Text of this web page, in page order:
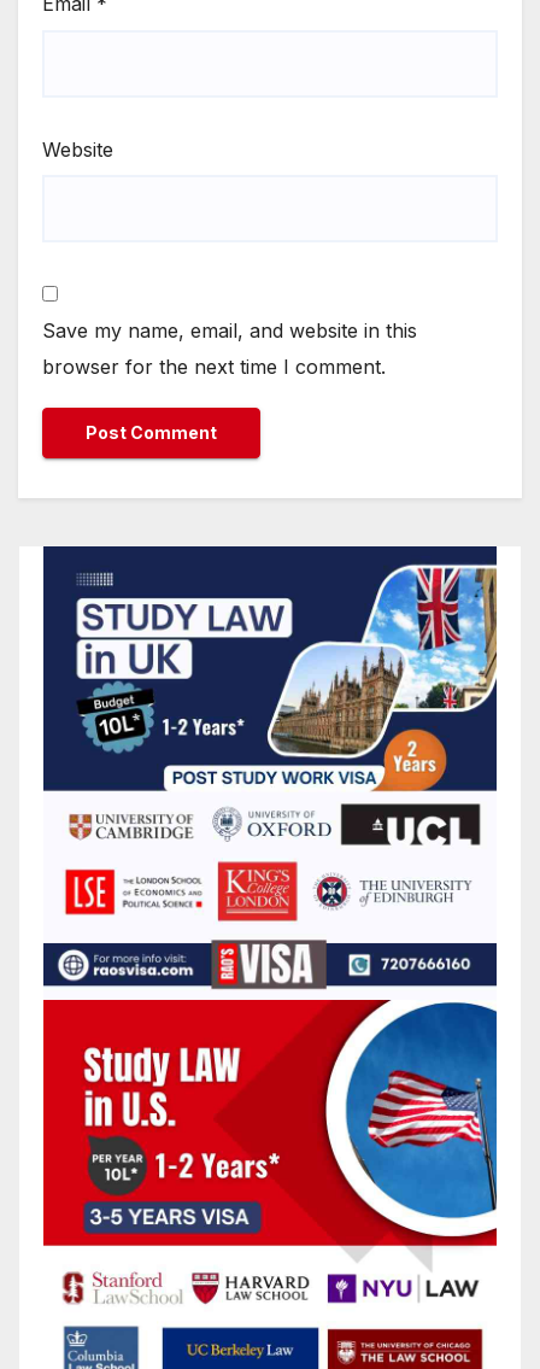
Website
Save my name, email, and website in this
browser for the next time I comment.